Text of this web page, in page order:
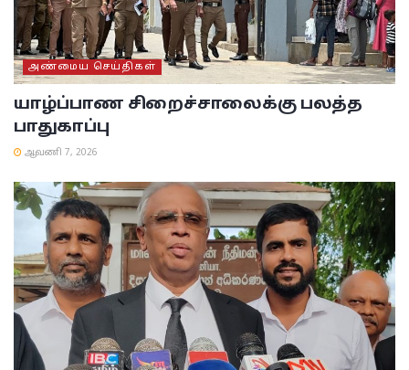
அண்மைய செய்திகள்
யாழ்ப்பாண சிறைச்சாலைக்கு பலத்த
பாதுகாப்பு
ஆவணி 7, 2026